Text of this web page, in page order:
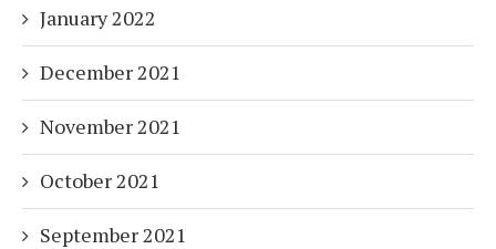
January 2022
December 2021
November 2021
October 2021
September 2021